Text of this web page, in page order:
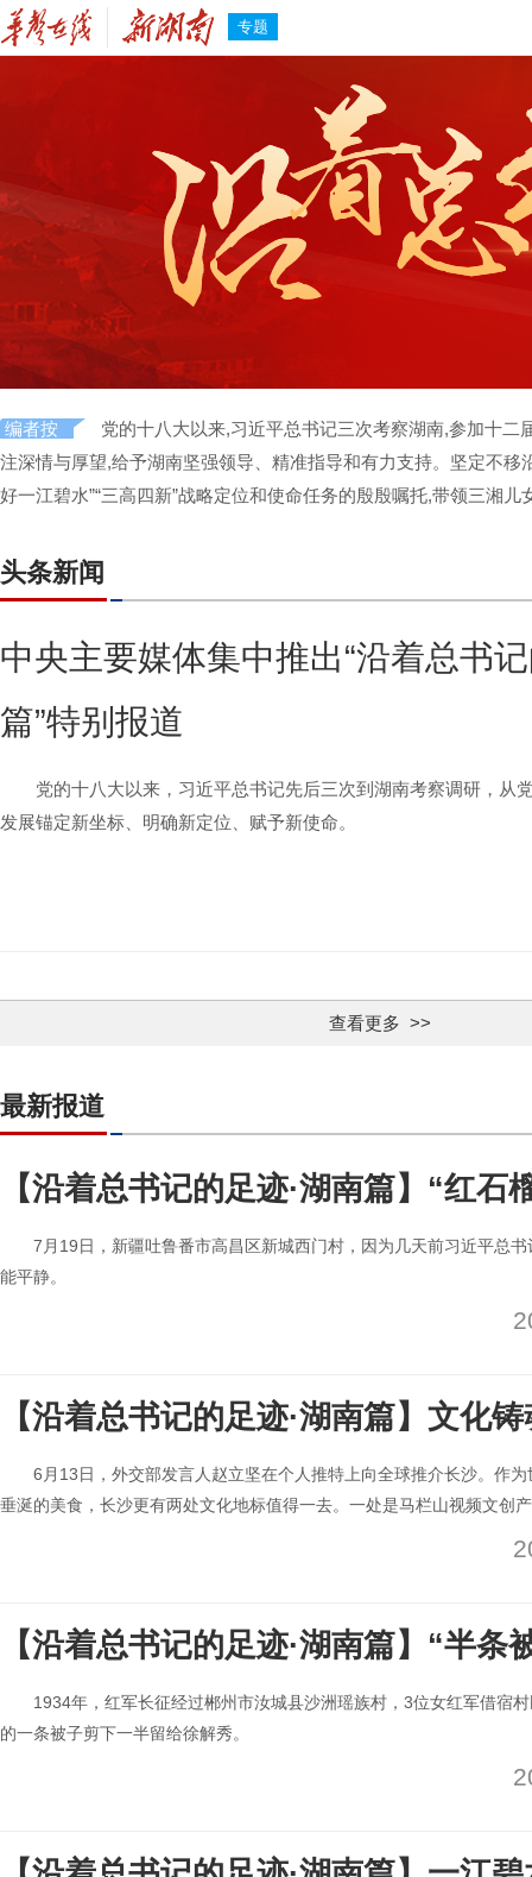
专题
编者按
党的十八大以来,习近平总书记三次考察湖南,参加十
注深情与厚望,给予湖南坚强领导、精准指导和有力支持。坚定不移
好一江碧水”“三高四新”战略定位和使命任务的殷殷嘱托,带领三湘
头条新闻
中央主要媒体集中推出“沿着总书
篇”特别报道
党的十八大以来，习近平总书记先后三次到湖南考察调研，从
发展锚定新坐标、明确新定位、赋予新使命。
查看更多 >>
最新报道
【沿着总书记的足迹·湖南篇】“红石
7月19日，新疆吐鲁番市高昌区新城西门村，因为几天前习近平总
能平静。
【沿着总书记的足迹·湖南篇】文化
6月13日，外交部发言人赵立坚在个人推特上向全球推介长沙。作为
垂涎的美食，长沙更有两处文化地标值得一去。一处是马栏山视频文创
【沿着总书记的足迹·湖南篇】“半条
1934年，红军长征经过郴州市汝城县沙洲瑶族村，3位女红军借宿
的一条被子剪下一半留给徐解秀。